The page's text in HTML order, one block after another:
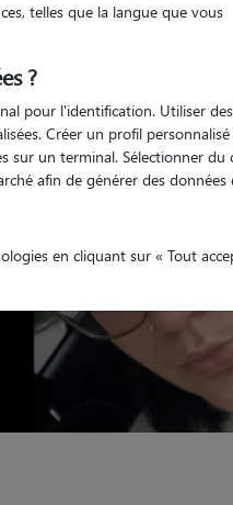
telles que la langue que vous
?
pour l'identification. Utiliser
Créer un profil
sur un terminal. Sélectionner
afin de générer des données
en cliquant sur « Tout